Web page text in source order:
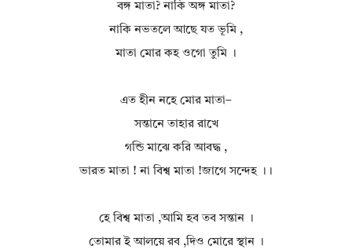
বঙ্গ মাতা? নাকি অঙ্গ মাতা?
নাকি নভতলে আছে যত ভূমি ,
মাতা মোর কহ ওগো তুমি ।
এত হীন নহে মোর মাতা–
সন্তানে তাহার রাখে
গন্ডি মাঝে করি আবদ্ধ ,
ভারত মাতা ! না বিশ্ব মাতা !জাগে সন্দেহ ।।
হে বিশ্ব মাতা ,আমি হব তব সন্তান ।
তোমার ই আলয়ে রব ,দিও মোরে স্থান ।